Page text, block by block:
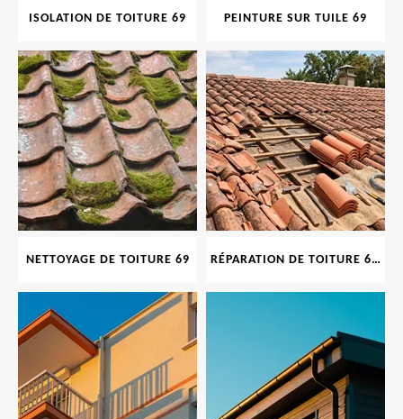
ISOLATION DE TOITURE 69 PEINTURE SUR TUILE 69
NETTOYAGE DE TOITURE 69 RÉPARATION DE TOITURE 69 RHONE, TUILES CASSÉES OU ABIMÉES